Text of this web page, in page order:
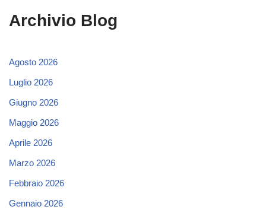
Archivio Blog
Agosto 2026
Luglio 2026
Giugno 2026
Maggio 2026
Aprile 2026
Marzo 2026
Febbraio 2026
Gennaio 2026